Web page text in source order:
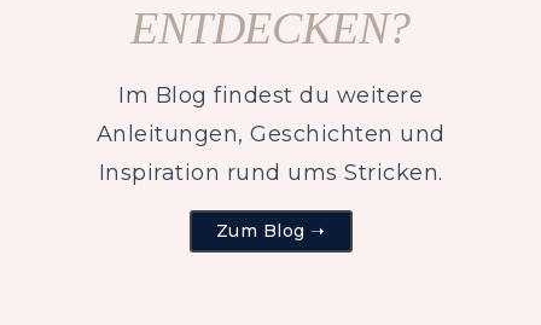
ENTDECKEN?
Im Blog findest du weitere
Anleitungen, Geschichten und
Inspiration rund ums Stricken.
Zum Blog ➝